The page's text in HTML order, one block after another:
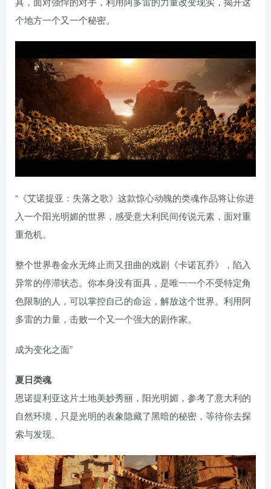
个地方一个又一个秘密。
“《艾诺提亚：失落之歌》这款惊心动魄的类魂作品将让你进
入一个阳光明媚的世界，感受意大利民间传说元素，面对重
重危机。
整个世界卷金永无终止而又扭曲的戏剧《卡诺瓦乔》，陷入
异常的停滞状态。你本身没有面具，是唯一一个不受特定角
色限制的人，可以掌控自己的命运，解放这个世界。利用阿
多雷的力量，击败一个又一个强大的剧作家。
成为变化之面”
夏日类魂
恩诺提利亚这片土地美妙秀丽，阳光明媚，参考了意大利的
自然环境，只是光明的表象隐藏了黑暗的秘密，等待你去探
索与发现。